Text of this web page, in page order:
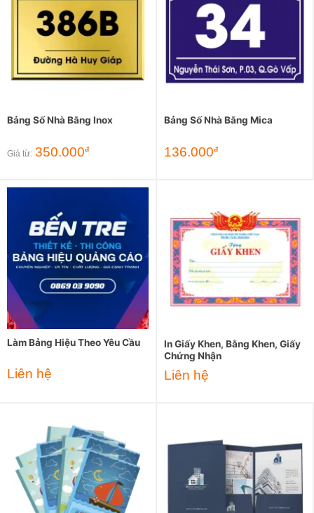
Bảng Số Nhà Bằng Inox
Giá từ: 350.000đ
Bảng Số Nhà Bằng Mica
136.000đ
Làm Bảng Hiệu Theo Yêu Cầu
Liên hệ
In Giấy Khen, Bằng Khen, Giấy
Chứng Nhận
Liên hệ